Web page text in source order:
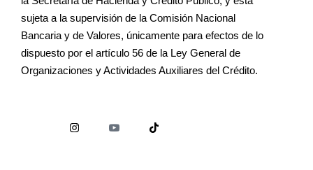
sujeta a la supervisión de la Comisión Nacional
Bancaria y de Valores, únicamente para efectos de lo
dispuesto por el artículo 56 de la Ley General de
Organizaciones y Actividades Auxiliares del Crédito.